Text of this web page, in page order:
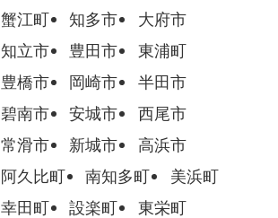
蟹江町 知多市
大府市
知立市 豊田市
東浦町
豊橋市 岡崎市
半田市
碧南市 安城市
西尾市
常滑市 新城市
高浜市
阿久比町 南知多町
美浜町
幸田町 設楽町
東栄町